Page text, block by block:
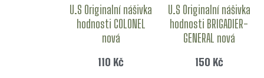
U.S Originalní nášivka
hodnosti COLONEL
nová
110 Kč
U.S Originalní nášivka
hodnosti BRIGADIER-
GENERAL nová
150 Kč